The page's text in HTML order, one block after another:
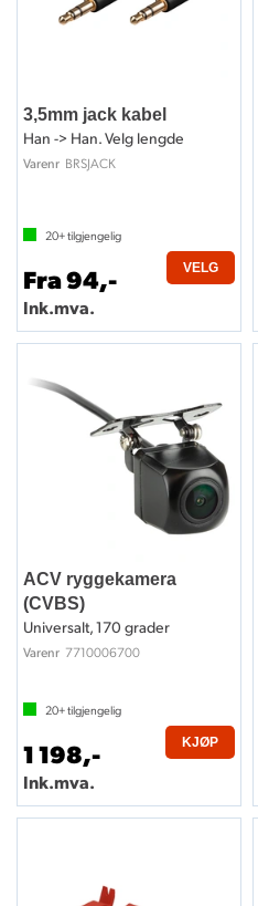
3,5mm jack kabel
Han -> Han. Velg lengde
Varenr BRSJACK
20+tilgjengelig
Fra 94,-
Ink.mva.
VELG
ACV ryggekamera
(CVBS)
Universalt, 170 grader
Varenr 7710006700
20+tilgjengelig
1 198,-
Ink.mva.
KJØP